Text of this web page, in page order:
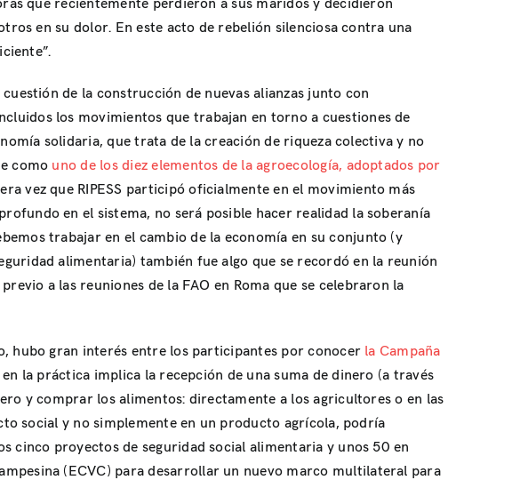
que recientemente perdieron a sus maridos y decidieron
en su dolor. En este acto de rebelión silenciosa contra una
de la construcción de nuevas alianzas junto con
los movimientos que trabajan en torno a cuestiones de
solidaria, que trata de la creación de riqueza colectiva y no
como uno de los diez elementos de la agroecología, adoptados por
vez que RIPESS participó oficialmente en el movimiento más
en el sistema, no será posible hacer realidad la soberanía
trabajar en el cambio de la economía en su conjunto (y
alimentaria) también fue algo que se recordó en la reunión
a las reuniones de la FAO en Roma que se celebraron la
hubo gran interés entre los participantes por conocer la Campaña
la práctica implica la recepción de una suma de dinero (a través
y comprar los alimentos: directamente a los agricultores o en las
social y no simplemente en un producto agrícola, podría
cinco proyectos de seguridad social alimentaria y unos 50 en
(ECVC) para desarrollar un nuevo marco multilateral para